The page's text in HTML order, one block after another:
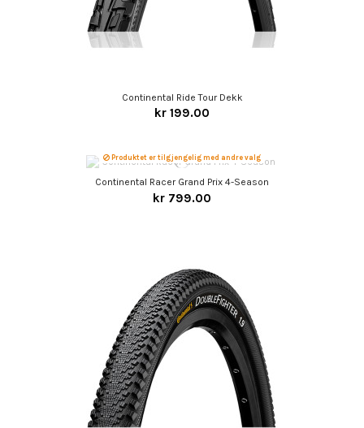
Continental Ride Tour Dekk
kr 199.00
Produktet er tilgjengelig med andre valg
Continental Racer Grand Prix 4-Season
kr 799.00